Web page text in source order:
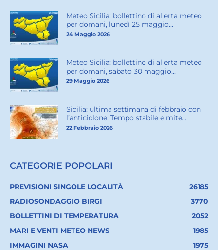
Meteo Sicilia: bollettino di allerta meteo
per domani, lunedì 25 maggio...
24 Maggio 2026
Meteo Sicilia: bollettino di allerta meteo
per domani, sabato 30 maggio...
29 Maggio 2026
Sicilia: ultima settimana di febbraio con
l’anticiclone. Tempo stabile e mite...
22 Febbraio 2026
CATEGORIE POPOLARI
PREVISIONI SINGOLE LOCALITÀ
26185
RADIOSONDAGGIO BIRGI
3770
BOLLETTINI DI TEMPERATURA
2052
MARI E VENTI METEO NEWS
1985
IMMAGINI NASA
1975